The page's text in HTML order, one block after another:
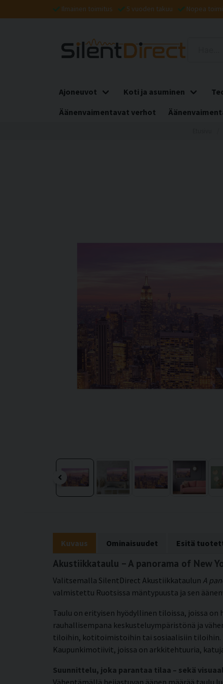
Ilmainen toimitus 5 vuoden takuu Nopea
Ajoneuvot Koti ja asuminen
Äänenvaimentavat verhot
Kuvaus Ominaisuudet Esitä
Akustiikkataulu – A panorama of New
Valitsemalla SilentDirect Akustiikkataulun A
valmistettu Ruotsissa mäntypuusta ja sen
Taulu on erityisen hyödyllinen tiloissa, joissa
rauhallisempana keskusteluympäristönä ja
tiloihin, kotitoimistoihin tai sosiaalisiin tiloihin.
Kaupunkimotiivit, joissa on arkkitehtuuria,
Suunnittelu, joka parantaa tilaa – sekä
Vähentämällä heijastuvan äänen määrää taulu